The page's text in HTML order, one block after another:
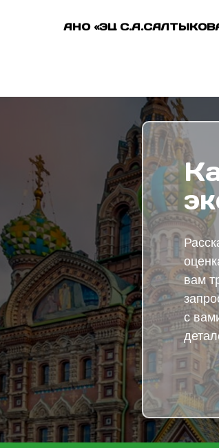
АНО «ЭЦ
вам
с